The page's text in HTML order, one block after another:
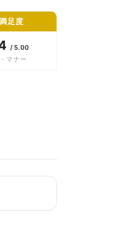
足度
/ 5.00
マナー